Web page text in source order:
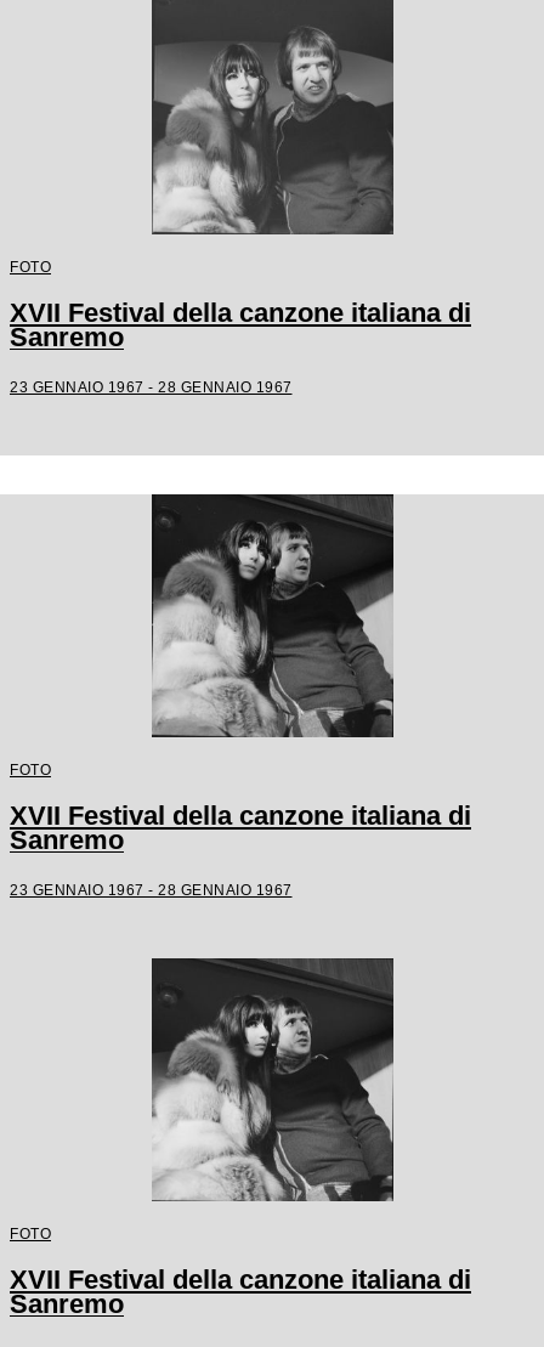
FOTO
XVII Festival della canzone italiana di
Sanremo
23 GENNAIO 1967 - 28 GENNAIO 1967
FOTO
XVII Festival della canzone italiana di
Sanremo
23 GENNAIO 1967 - 28 GENNAIO 1967
FOTO
XVII Festival della canzone italiana di
Sanremo